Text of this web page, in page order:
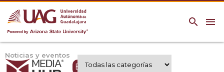
menu
search
Noticias y eventos
Expertos UAG